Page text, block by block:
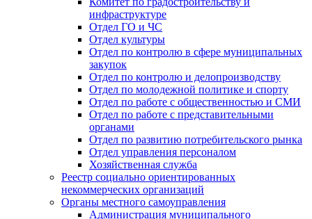
инфраструктуре
Отдел ГО и ЧС
Отдел культуры
Отдел по контролю в сфере муниципальных
закупок
Отдел по контролю и делопроизводству
Отдел по молодежной политике и спорту
Отдел по работе с общественностью и СМИ
Отдел по работе с представительными
органами
Отдел по развитию потребительского рынка
Отдел управления персоналом
Хозяйственная служба
Реестр социально ориентированных
некоммерческих организаций
Органы местного самоуправления
Администрация муниципального